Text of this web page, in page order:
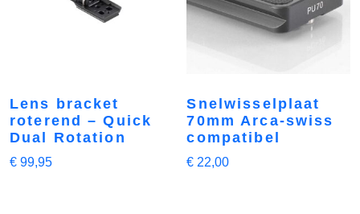
Lens bracket
roterend – Quick
Dual Rotation
€ 99,95
Snelwisselplaat
70mm Arca-swiss
compatibel
€ 22,00